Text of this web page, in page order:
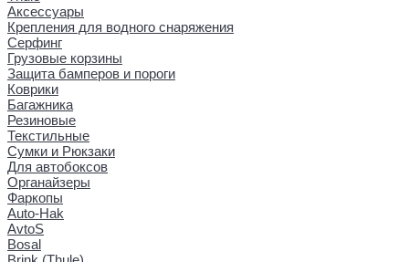
Аксессуары
Крепления для водного снаряжения
Серфинг
Грузовые корзины
Защита бамперов и пороги
Коврики
Багажника
Резиновые
Текстильные
Сумки и Рюкзаки
Для автобоксов
Органайзеры
Фаркопы
Auto-Hak
AvtoS
Bosal